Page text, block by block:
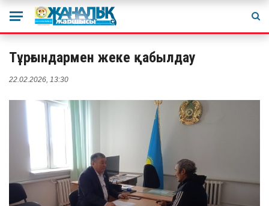
Тұрғындармен жеке қабылдау
22.02.2026, 13:30